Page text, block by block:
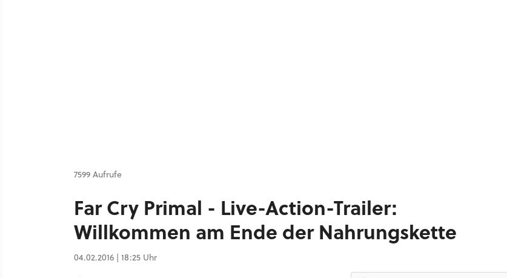
7599 Aufrufe
Far Cry Primal - Live-Action-Trailer:
Willkommen am Ende der Nahrungskette
04.02.2016 | 18:25 Uhr